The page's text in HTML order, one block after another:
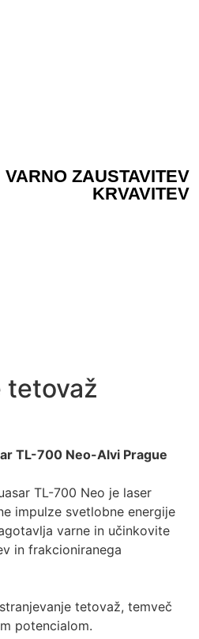
ZAUSTAVITEV
KRVAVITEV
tetovaž
TL-700 Neo-Alvi Prague
TL-700 Neo je laser
impulze svetlobne energije
varne in učinkovite
in frakcioniranega
tetovaž, temveč
potencialom.